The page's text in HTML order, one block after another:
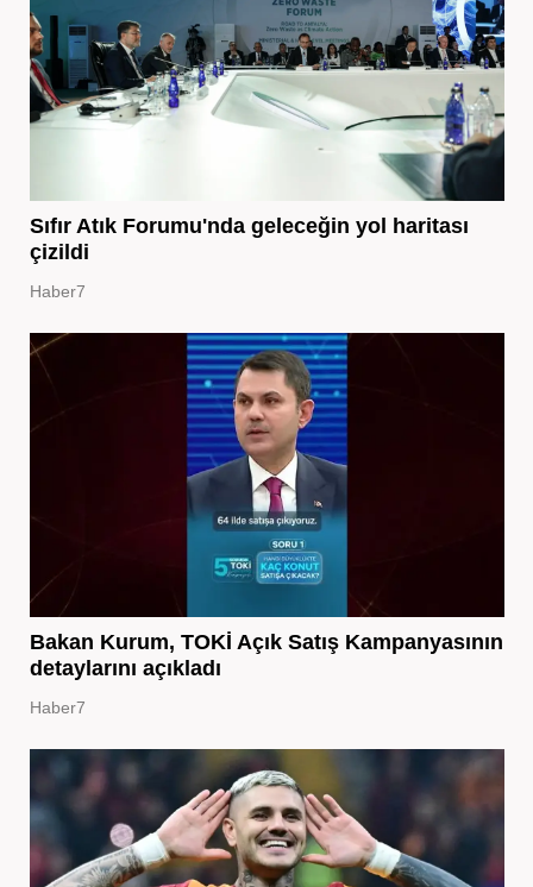
Sıfır Atık Forumu'nda geleceğin yol haritası
çizildi
Haber7
Bakan Kurum, TOKİ Açık Satış Kampanyasının
detaylarını açıkladı
Haber7